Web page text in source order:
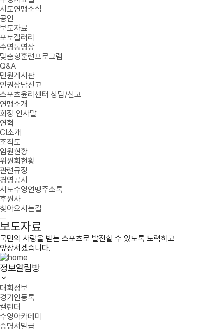
시도연맹소식
공인
보도자료
포토갤러리
수영동영상
맞춤형훈련프로그램
Q&A
민원게시판
인권상담신고
스포츠윤리센터 상담/신고
연맹소개
회장 인사말
연혁
CI소개
조직도
임원현황
위원회현황
관련규정
경영공시
시도수영연맹주소록
후원사
찾아오시는길
보도자료
국민의 사랑을 받는 스포츠로 발전할 수 있도록 노력하고
앞장서겠습니다.
정보알림방
대회정보
경기인등록
캘린더
수영아카데미
증명서발급